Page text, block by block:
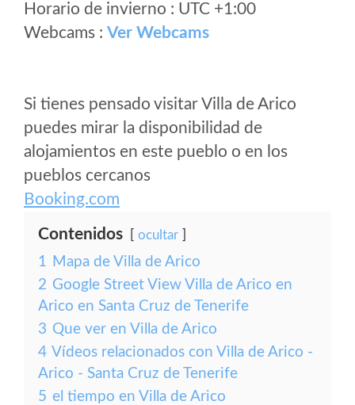
Horario de invierno : UTC +1:00
Webcams : Ver Webcams
Si tienes pensado visitar Villa de Arico
puedes mirar la disponibilidad de
alojamientos en este pueblo o en los
pueblos cercanos
Booking.com
Contenidos ocultar
1 Mapa de Villa de Arico
2 Google Street View Villa de Arico en
Arico en Santa Cruz de Tenerife
3 Que ver en Villa de Arico
4 Vídeos relacionados con Villa de Arico -
Arico - Santa Cruz de Tenerife
5 el tiempo en Villa de Arico